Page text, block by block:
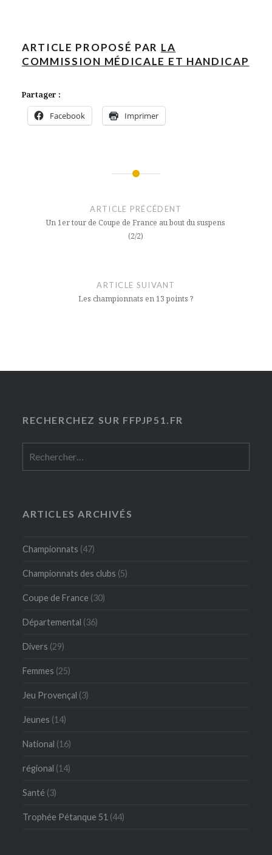
ARTICLE PROPOSÉ PAR LA
COMMISSION MÉDICALE ET HANDICAP
Partager :
Facebook Imprimer
l’article
ARTICLE PRÉCÉDENT
Un 1er tour de Coupe de France au bout du suspens
(2/2)
ARTICLE SUIVANT
Les championnats en 13 points ?
RECHERCHEZ SUR FFPJP51.FR
ARTICLES ARCHIVÉS
Championnats (47)
Championnats des clubs (5)
Coupe de France (30)
Départemental (36)
Divers (29)
Femmes (25)
Jeu Provençal (3)
Jeunes (14)
National (16)
régional (14)
Santé (3)
Trophée Pétanque 51 (44)